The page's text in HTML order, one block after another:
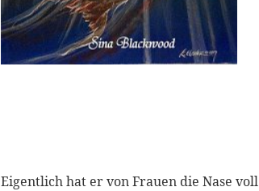
Eigentlich hat er von Frauen die Nase